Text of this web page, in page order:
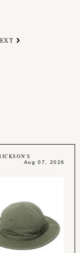
Aug 07, 2026